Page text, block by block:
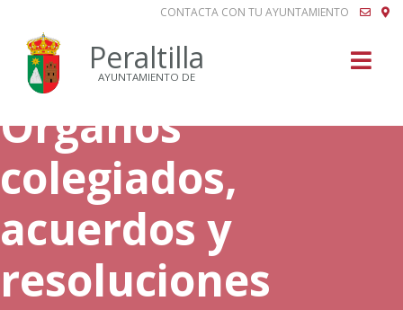
CONTACTA CON TU AYUNTAMIENTO
Peraltilla
AYUNTAMIENTO DE
Órganos
colegiados,
acuerdos y
resoluciones